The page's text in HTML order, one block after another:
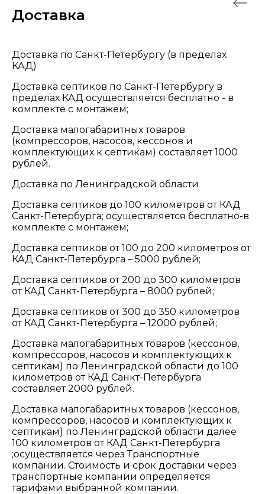
Доставка
Доставка по Санкт-Петербургу (в пределах
КАД)
Доставка септиков по Санкт-Петербургу в
пределах КАД осуществляется бесплатно - в
комплекте с монтажем;
Доставка малогабаритных товаров
(компрессоров, насосов, кессонов и
комплектующих к септикам) составляет 1000
рублей.
Доставка по Ленинградской области
Доставка септиков до 100 километров от КАД
Санкт-Петербурга; осуществляется бесплатно-в
комплекте с монтажем;
Доставка септиков от 100 до 200 километров от
КАД Санкт-Петербурга – 5000 рублей;
Доставка септиков от 200 до 300 километров
от КАД Санкт-Петербурга – 8000 рублей;
Доставка септиков от 300 до 350 километров
от КАД Санкт-Петербурга – 12000 рублей;
Доставка малогабаритных товаров (кессонов,
компрессоров, насосов и комплектующих к
септикам) по Ленинградской области до 100
километров от КАД Санкт-Петербурга
составляет 2000 рублей.
Доставка малогабаритных товаров (кессонов,
компрессоров, насосов и комплектующих к
септикам) по Ленинградской области далее
100 километров от КАД Санкт-Петербурга
;осуществляется через Транспортные
компании. Стоимость и срок доставки через
транспортные компании определяется
тарифами выбранной компании.